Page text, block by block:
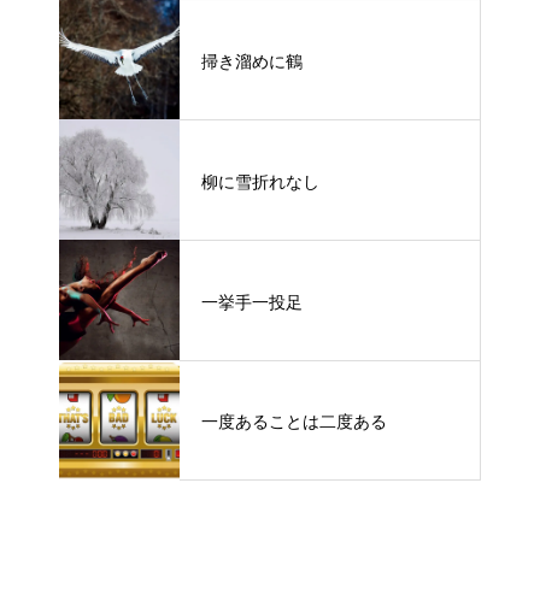
掃き溜めに鶴
柳に雪折れなし
一挙手一投足
一度あることは二度ある